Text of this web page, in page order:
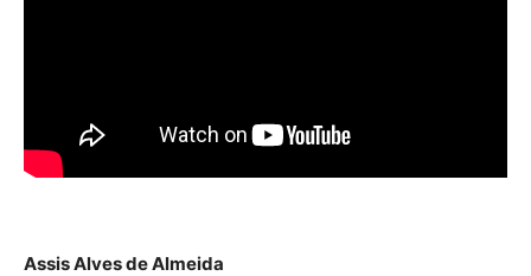
Assis Alves de Almeida